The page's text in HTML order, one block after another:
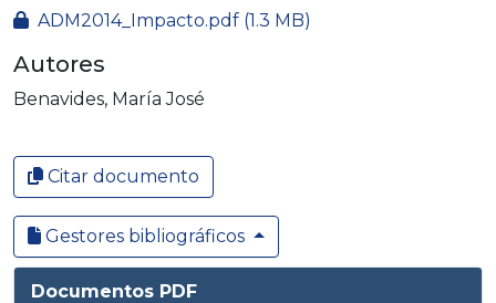
ADM2014_Impacto.pdf (1.3 MB)
Autores
Benavides, María José
Citar documento
Gestores bibliográficos
Documentos PDF